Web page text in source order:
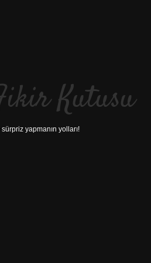
Kutusu
yapmanın yolları!